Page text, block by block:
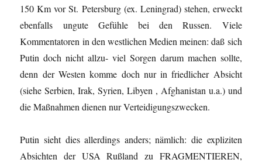
150 Km vor St. Petersburg (ex. Leningrad) stehen, erweckt
ebenfalls ungute Gefühle bei den Russen. Viele
Kommentatoren in den westlichen Medien meinen: daß sich
Putin doch nicht allzu- viel Sorgen darum machen sollte,
denn der Westen komme doch nur in friedlicher Absicht
(siehe Serbien, Irak, Syrien, Libyen , Afghanistan u.a.) und
die Maßnahmen dienen nur Verteidigungszwecken.
Putin sieht dies allerdings anders; nämlich: die expliziten
Absichten der USA Rußland zu FRAGMENTIEREN,